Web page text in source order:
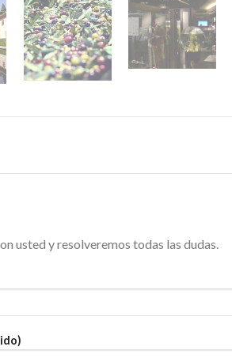
usted y resolveremos todas las dudas.